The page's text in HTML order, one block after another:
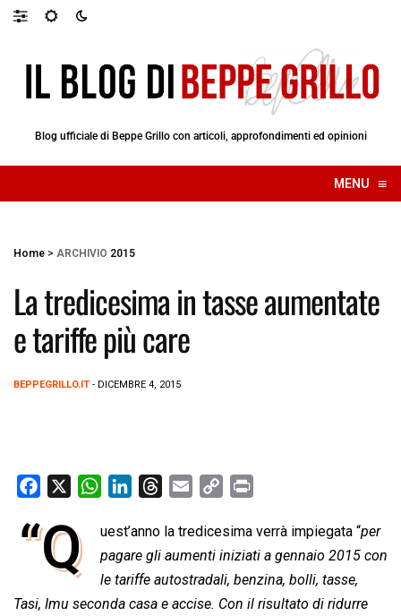
Blog ufficiale di Beppe Grillo con articoli, approfondimenti ed opinioni
MENU ≡
☰
Home > ARCHIVIO 2015
La tredicesima in tasse aumentate
e tariffe più care
BEPPEGRILLO.IT - DICEMBRE 4, 2015
c
e
o
W
a
t
s
A
n
k
e
d
r
e
a
d
a
i
l
p
y
L
i
i
n
t
“Q uest’anno la tredicesima verrà impiegata “per
pagare gli aumenti iniziati a gennaio 2015 con
le tariffe autostradali, benzina, bolli, tasse,
Tasi, Imu seconda casa e accise. Con il risultato di ridurre